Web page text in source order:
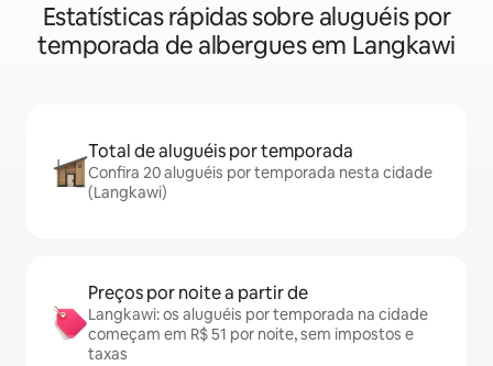
Estatísticas rápidas sobre aluguéis por
temporada de albergues em Langkawi
Total de aluguéis por temporada
Confira 20 aluguéis por temporada nesta cidade
(Langkawi)
Preços por noite a partir de
Langkawi: os aluguéis por temporada na cidade
começam em R$ 51 por noite, sem impostos e
taxas